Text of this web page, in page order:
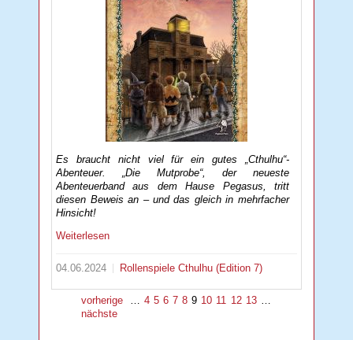
Es braucht nicht viel für ein gutes „Cthulhu“-
Abenteuer. „Die Mutprobe“, der neueste
Abenteuerband aus dem Hause Pegasus, tritt
diesen Beweis an – und das gleich in mehrfacher
Hinsicht!
Weiterlesen
04.06.2024 RollenspieleCthulhu (Edition 7)
vorherige 4 5 6 7 8 9 10 11 12 13
nächste